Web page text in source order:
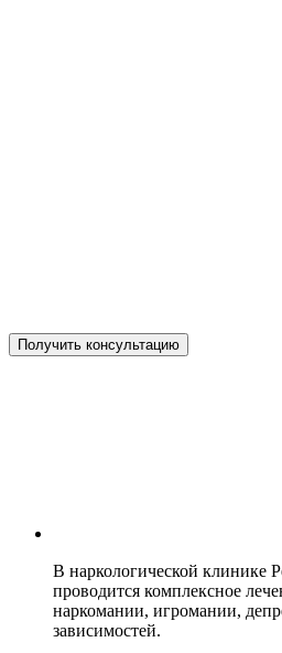
Получить консультацию
В наркологической клинике
проводится комплексное
наркомании, игромании,
зависимостей.